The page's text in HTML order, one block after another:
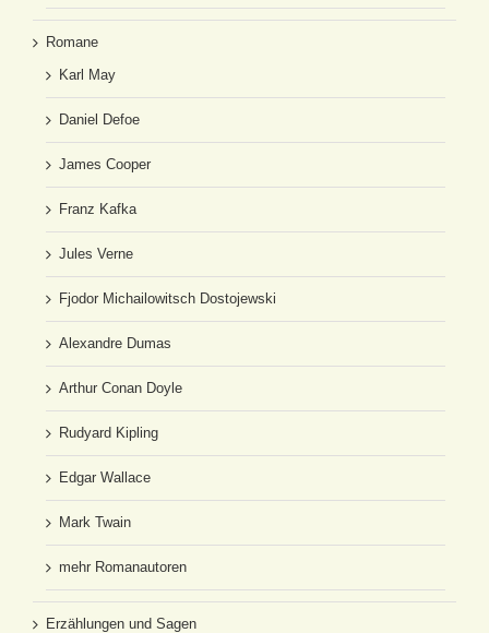
Romane
Karl May
Daniel Defoe
James Cooper
Franz Kafka
Jules Verne
Fjodor Michailowitsch Dostojewski
Alexandre Dumas
Arthur Conan Doyle
Rudyard Kipling
Edgar Wallace
Mark Twain
mehr Romanautoren
Erzählungen und Sagen